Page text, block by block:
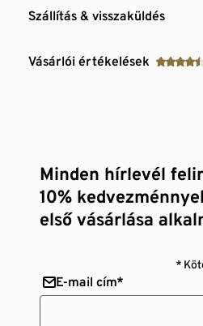
Szállítás & visszaküldés
Vásárlói értékelések
Minden hírlevél
10%
első vásárlása
*
E-mail cím*